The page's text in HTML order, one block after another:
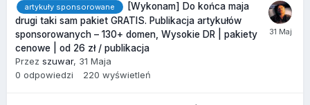
artykuły sponsorowane
[Wykonam] Do końca maja
drugi taki sam pakiet GRATIS. Publikacja artykułów
sponsorowanych – 130+ domen, Wysokie DR | pakiety
cenowe | od 26 zł / publikacja
Przez szuwar, 31 Maja
0 odpowiedzi 220 wyświetleń